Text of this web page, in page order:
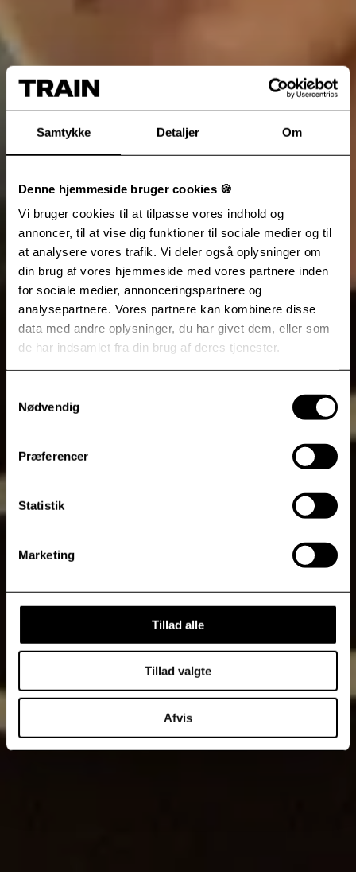
Samtykke Detaljer Om
Denne hjemmeside bruger cookies 🍪
Vi bruger cookies til at tilpasse vores indhold og
annoncer, til at vise dig funktioner til sociale medier og til
at analysere vores trafik. Vi deler også oplysninger om
din brug af vores hjemmeside med vores partnere inden
for sociale medier, annonceringspartnere og
analysepartnere. Vores partnere kan kombinere disse
data med andre oplysninger, du har givet dem, eller som
de har indsamlet fra din brug af deres tjenester.
Nødvendig
Præferencer
Statistik
Marketing
Tillad alle
Tillad valgte
Afvis